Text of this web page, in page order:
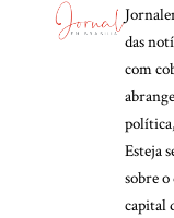
das
com
Esteja
sobre o
capital